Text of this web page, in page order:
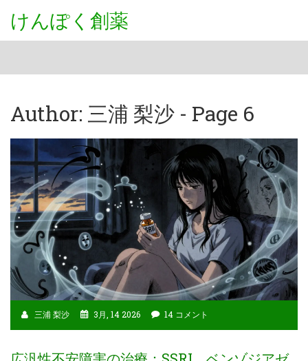
けんぽく創薬
Author: 三浦 梨沙 - Page 6
三浦 梨沙 3月, 14 2026 14 コメント